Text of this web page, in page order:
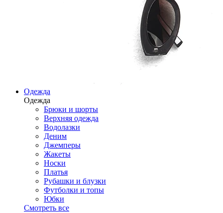
Одежда
Одежда
Брюки и шорты
Верхняя одежда
Водолазки
Деним
Джемперы
Жакеты
Носки
Платья
Рубашки и блузки
Футболки и топы
Юбки
Смотреть все